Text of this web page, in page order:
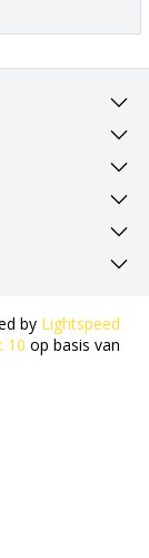
by Lightspeed
10 op basis van